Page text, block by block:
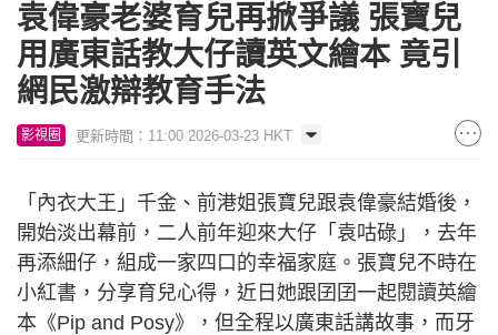
袁偉豪老婆育兒再掀爭議 張寶兒
用廣東話教大仔讀英文繪本 竟引
網民激辯教育手法
影視圈 更新時間：11:00 2026-03-23 HKT
「內衣大王」千金、前港姐張寶兒跟袁偉豪結婚後，
開始淡出幕前，二人前年迎來大仔「袁咕碌」，去年
再添細仔，組成一家四口的幸福家庭。張寶兒不時在
小紅書，分享育兒心得，近日她跟囝囝一起閱讀英繪
本《Pip and Posy》，但全程以廣東話講故事，而牙